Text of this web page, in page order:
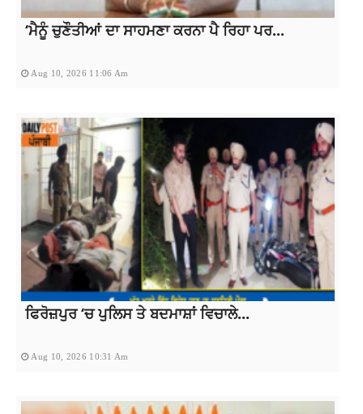
‘ਮੈਨੂੰ ਚੁਣੌਤੀਆਂ ਦਾ ਸਾਹਮਣਾ ਕਰਨਾ ਪੈ ਰਿਹਾ ਪਰ...
Aug 10, 2026 11:06 Am
ਫਿਰੋਜ਼ਪੁਰ ‘ਚ ਪੁਲਿਸ ਤੇ ਬਦਮਾਸ਼ਾਂ ਵਿਚਾਲੇ...
Aug 10, 2026 10:31 Am